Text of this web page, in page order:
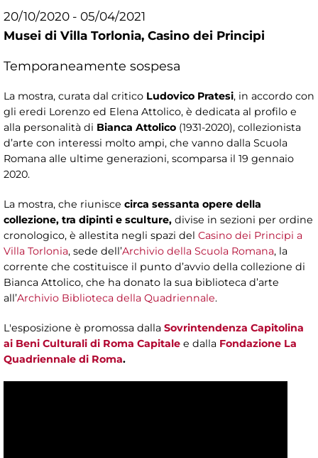
20/10/2020 - 05/04/2021
Musei di Villa Torlonia, Casino dei Principi
Temporaneamente sospesa
La mostra, curata dal critico Ludovico Pratesi, in accordo con
gli eredi Lorenzo ed Elena Attolico, è dedicata al profilo e
alla personalità di Bianca Attolico (1931-2020), collezionista
d’arte con interessi molto ampi, che vanno dalla Scuola
Romana alle ultime generazioni, scomparsa il 19 gennaio
2020.
La mostra, che riunisce circa sessanta opere della
collezione, tra dipinti e sculture, divise in sezioni per ordine
cronologico, è allestita negli spazi del Casino dei Principi a
Villa Torlonia, sede dell’Archivio della Scuola Romana, la
corrente che costituisce il punto d’avvio della collezione di
Bianca Attolico, che ha donato la sua biblioteca d’arte
all’Archivio Biblioteca della Quadriennale.
L'esposizione è promossa dalla Sovrintendenza Capitolina
ai Beni Culturali di Roma Capitale e dalla Fondazione La
Quadriennale di Roma.